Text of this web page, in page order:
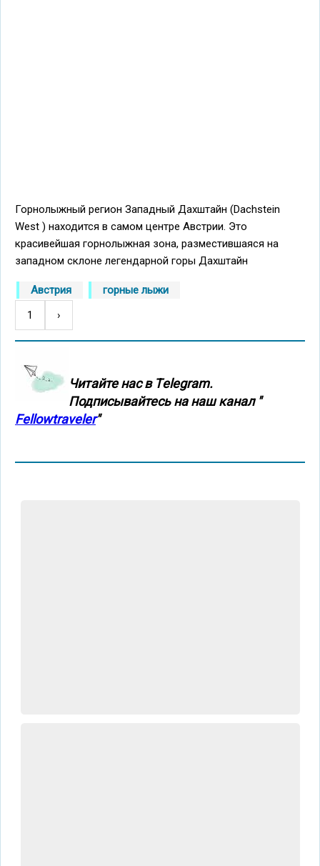
Горнолыжный регион Западный Дахштайн (Dachstein
West ) находится в самом центре Австрии. Это
красивейшая горнолыжная зона, разместившаяся на
западном склоне легендарной горы Дахштайн
Австрия горные лыжи
Нумерация
страниц
1
Следующая
страница
›
Читайте нас в Тelegram.
Подписывайтесь на наш канал "
Fellowtraveler"